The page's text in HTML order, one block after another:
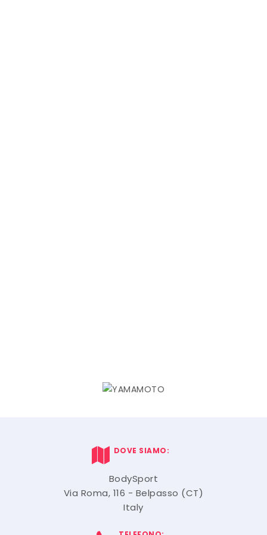
DOVE SIAMO:
BodySport
Via Roma, 116 - Belpasso (CT)
Italy